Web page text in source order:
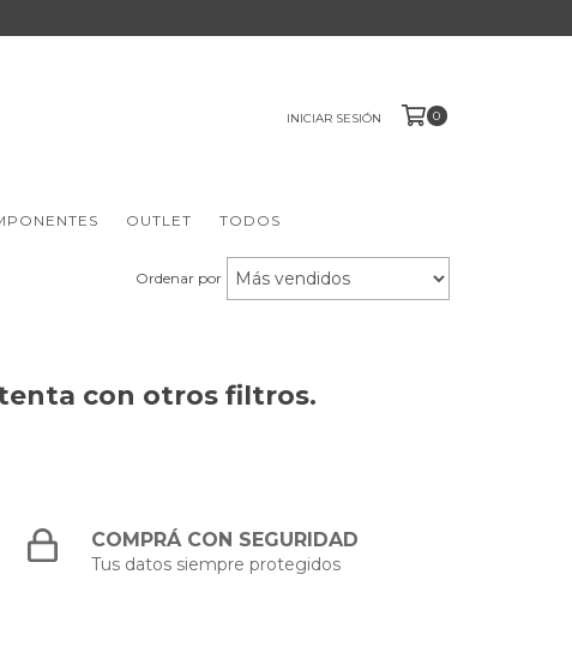
INICIAR SESIÓN 0
OUTLET TODOS
Ordenar por
con otros filtros.
COMPRÁ CON SEGURIDAD
Tus datos siempre protegidos